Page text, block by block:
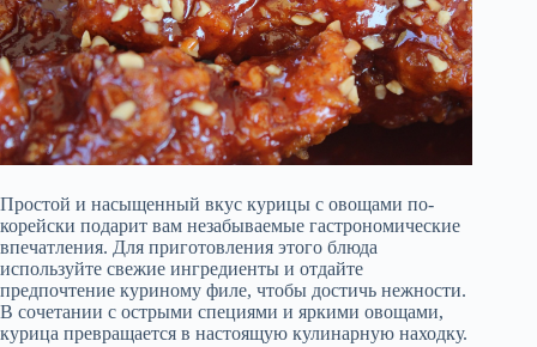
Простой и насыщенный вкус курицы с овощами по-
корейски подарит вам незабываемые гастрономические
впечатления. Для приготовления этого блюда
используйте свежие ингредиенты и отдайте
предпочтение куриному филе, чтобы достичь нежности.
В сочетании с острыми специями и яркими овощами,
курица превращается в настоящую кулинарную находку.